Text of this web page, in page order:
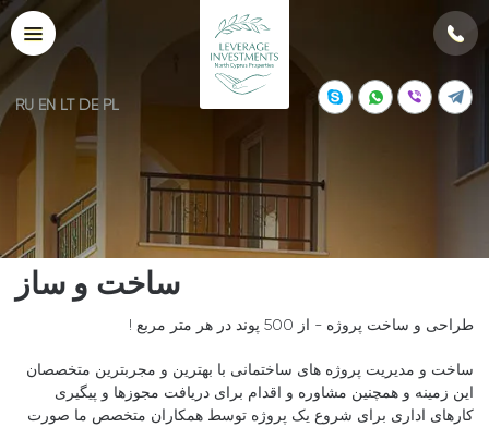
RU EN LT DE PL
ساخت و ساز
طراحی و ساخت پروژه - از 500 پوند در هر متر مربع !
ساخت و مدیریت پروژه های ساختمانی با بهترین و مجربترین متخصصان
این زمینه و همچنین مشاوره و اقدام برای دریافت مجوزها و پیگیری
کارهای اداری برای شروع یک پروژه توسط همکاران متخصص ما صورت